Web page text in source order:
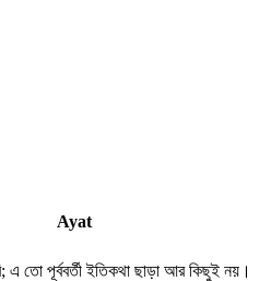
Ayat
পূর্ববর্তী ইতিকথা ছাড়া আর কিছুই নয়।